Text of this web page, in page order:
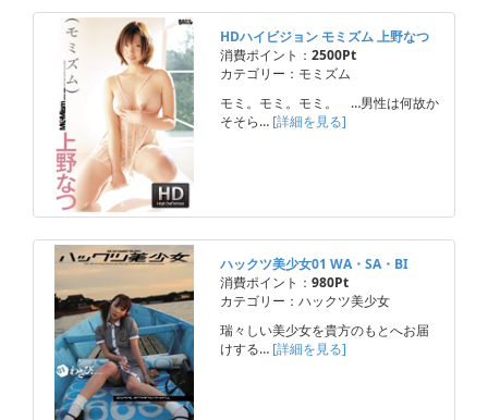
HDハイビジョン モミズム 上野なつ
消費ポイント： 2500Pt
カテゴリー：モミズム
モミ。モミ。モミ。 …男性は何故か
そそら… [詳細を見る]
ハックツ美少女01 WA・SA・BI
消費ポイント： 980Pt
カテゴリー：ハックツ美少女
瑞々しい美少女を貴方のもとへお届
けする… [詳細を見る]